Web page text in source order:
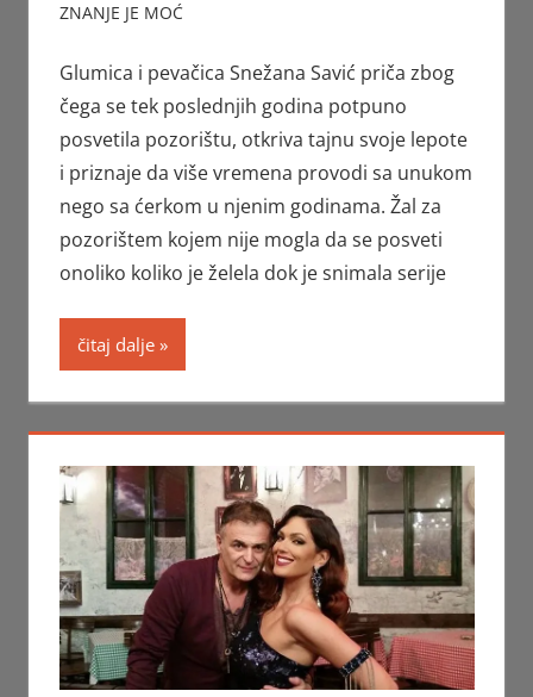
ZNANJE JE MOĆ
Glumica i pevačica Snežana Savić priča zbog
čega se tek poslednjih godina potpuno
posvetila pozorištu, otkriva tajnu svoje lepote
i priznaje da više vremena provodi sa unukom
nego sa ćerkom u njenim godinama. Žal za
pozorištem kojem nije mogla da se posveti
onoliko koliko je želela dok je snimala serije
čitaj dalje